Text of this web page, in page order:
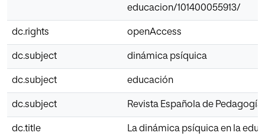
educacion/101400055913/
dc.rights openAccess
dc.subject dinámica psíquica
dc.subject educación
dc.subject Revista Española de Pedagogía
dc.title La dinámica psíquica en la